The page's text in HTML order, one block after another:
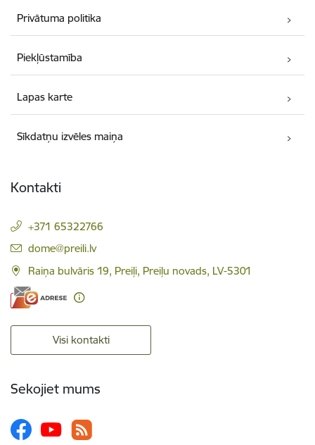
Privātuma politika
Piekļūstamība
Lapas karte
Sīkdatņu izvēles maiņa
Kontakti
+371 65322766
E-pasts:
dome@preili.lv
Raiņa bulvāris 19, Preiļi, Preiļu novads, LV-5301
Visi kontakti
Sekojiet mums